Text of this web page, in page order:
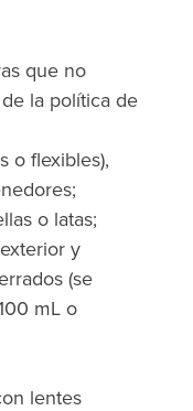
que no
la política de
o flexibles),
o latas;
y
(se
mL o
lentes